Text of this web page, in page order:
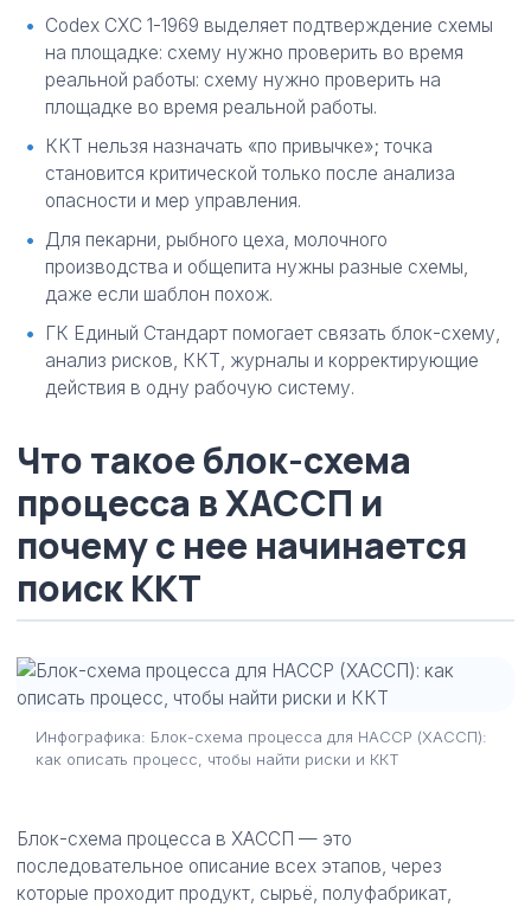
Codex CXC 1-1969 выделяет подтверждение схемы
на площадке: схему нужно проверить во время
реальной работы: схему нужно проверить на
площадке во время реальной работы.
ККТ нельзя назначать «по привычке»; точка
становится критической только после анализа
опасности и мер управления.
Для пекарни, рыбного цеха, молочного
производства и общепита нужны разные схемы,
даже если шаблон похож.
ГК Единый Стандарт помогает связать блок-схему,
анализ рисков, ККТ, журналы и корректирующие
действия в одну рабочую систему.
Что такое блок-схема
процесса в ХАССП и
почему с нее начинается
поиск ККТ
Инфографика: Блок-схема процесса для HACCP (ХАССП):
как описать процесс, чтобы найти риски и ККТ
Блок-схема процесса в ХАССП — это
последовательное описание всех этапов, через
которые проходит продукт, сырьё, полуфабрикат,